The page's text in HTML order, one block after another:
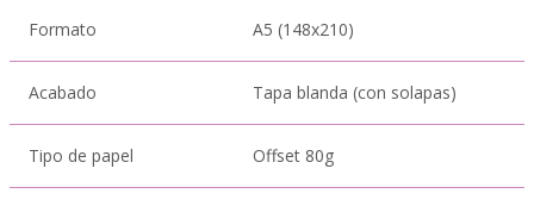
Formato A5 (148x210)
Acabado Tapa blanda (con solapas)
Tipo de papel Offset 80g